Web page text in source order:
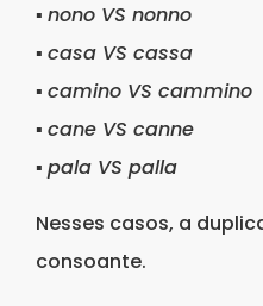
▪ nono VS nonno
▪ casa VS cassa
▪ camino VS cammino
▪ cane VS canne
▪ pala VS palla
Nesses casos, a
consoante.